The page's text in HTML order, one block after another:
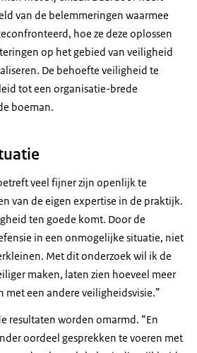
van de belemmeringen waarmee
hoe ze deze oplossen
op het gebied van veiligheid
De behoefte veiligheid te
tot een organisatie-brede
boeman.
veel fijner zijn openlijk te
van de eigen expertise in de praktijk.
ten goede komt. Door de
in een onmogelijke situatie, niet
Met dit onderzoek wil ik de
maken, laten zien hoeveel meer
met een andere veiligheidsvisie.”
resultaten worden omarmd. “En
oordeel gesprekken te voeren met